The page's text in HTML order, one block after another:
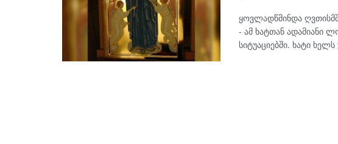
ყოვლადწმინდა
- ამ ხატთან ადამიანი
სიტუაციებში. ხატი ხელს